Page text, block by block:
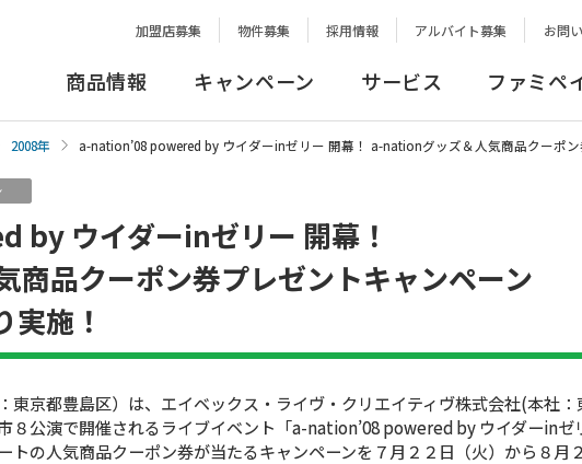
加盟店募集 物件募集 採用情報 アルバイト募集 お問
商品情報 キャンペーン サービス ファミペ
2008年 a-nation’08 powered by ウイダーinゼリー 開幕！ a-nationグッズ＆人気商品クーポ
by ウイダーinゼリー 開幕！
品クーポン券プレゼントキャンペーン
実施！
京都豊島区）は、エイベックス・ライヴ・クリエイティヴ株式会社(本社
８公演で開催されるライブイベント「a-nation’08 powered by ウイダーinゼ
トの人気商品クーポン券が当たるキャンペーンを７月２２日（火）から８月